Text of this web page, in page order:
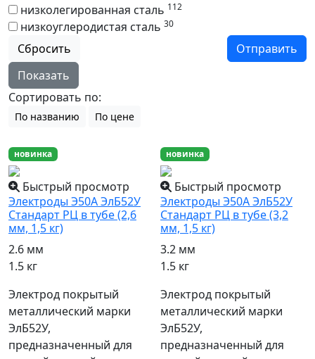
низколегированная сталь 112
низкоуглеродистая сталь 30
Сбросить
Отправить
Показать
Сортировать по:
По названию По цене
новинка
Быстрый просмотр
Электроды Э50А ЭлБ52У
Стандарт РЦ в тубе (2,6
мм, 1,5 кг)
2.6 мм
1.5 кг
Электрод покрытый
металлический марки
ЭлБ52У,
предназначенный для
новинка
Быстрый просмотр
Электроды Э50А ЭлБ52У
Стандарт РЦ в тубе (3,2
мм, 1,5 кг)
3.2 мм
1.5 кг
Электрод покрытый
металлический марки
ЭлБ52У,
предназначенный для